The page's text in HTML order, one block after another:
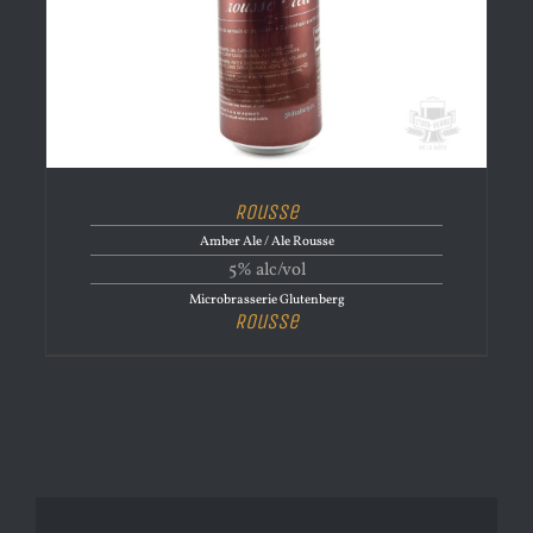
Rousse
Amber Ale / Ale Rousse
5% alc/vol
Microbrasserie Glutenberg
Rousse